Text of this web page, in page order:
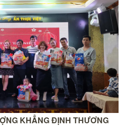
KHẲNG ĐỊNH THƯƠNG